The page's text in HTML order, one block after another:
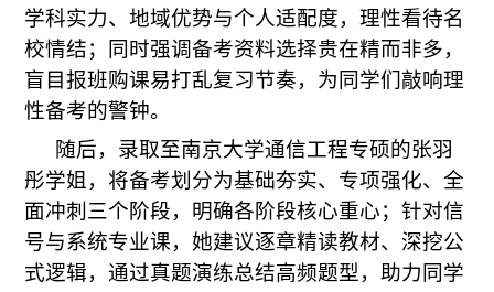
学科实力、地域优势与个人适配度，理性看待名
校情结；同时强调备考资料选择贵在精而非多，
盲目报班购课易打乱复习节奏，为同学们敲响理
性备考的警钟。
随后，录取至南京大学通信工程专硕的张羽
彤学姐，将备考划分为基础夯实、专项强化、全
面冲刺三个阶段，明确各阶段核心重心；针对信
号与系统专业课，她建议逐章精读教材、深挖公
式逻辑，通过真题演练总结高频题型，助力同学